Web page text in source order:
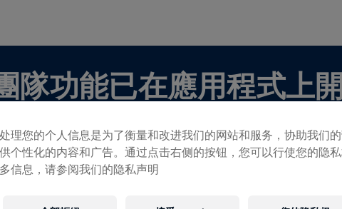
隊功能已在應用程式上
理您的个人信息是为了衡量和改进我们的网站和服务，协助我们
个性化的内容和广告。通过点击右侧的按钮，您可以行使您的隐
信息，请参阅我们的隐私声明